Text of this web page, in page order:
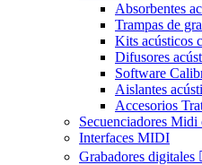
Absorbentes
Trampas de
Kits acústicos
Difusores
Software
Aislantes
Accesorios
Secuenciadores
Interfaces MIDI
Grabadores digitales